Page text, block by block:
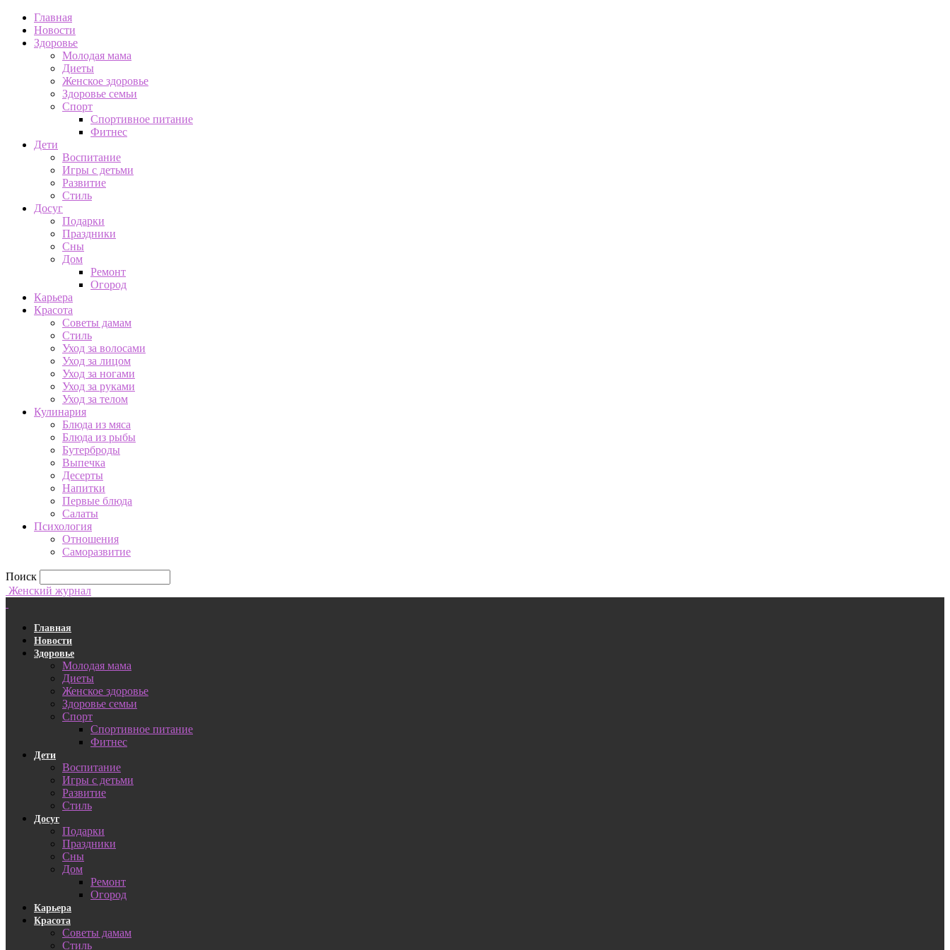
Главная
Новости
Здоровье
Молодая мама
Диеты
Женское здоровье
Здоровье семьи
Спорт
Спортивное питание
Фитнес
Дети
Воспитание
Игры с детьми
Развитие
Стиль
Досуг
Подарки
Праздники
Сны
Дом
Ремонт
Огород
Карьера
Красота
Советы дамам
Стиль
Уход за волосами
Уход за лицом
Уход за ногами
Уход за руками
Уход за телом
Кулинария
Блюда из мяса
Блюда из рыбы
Бутерброды
Выпечка
Десерты
Напитки
Первые блюда
Салаты
Психология
Отношения
Саморазвитие
Поиск
Женский журнал
Главная
Новости
Здоровье
Молодая мама
Диеты
Женское здоровье
Здоровье семьи
Спорт
Спортивное питание
Фитнес
Дети
Воспитание
Игры с детьми
Развитие
Стиль
Досуг
Подарки
Праздники
Сны
Дом
Ремонт
Огород
Карьера
Красота
Советы дамам
Стиль